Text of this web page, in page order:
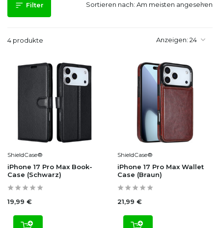
Filter
4 produkte Anzeigen:
Sortieren nach:
ShieldCase®
iPhone 17 Pro Max Book-
Case (Schwarz)
19,99 €
ShieldCase®
iPhone 17 Pro Max Wallet
Case (Braun)
21,99 €